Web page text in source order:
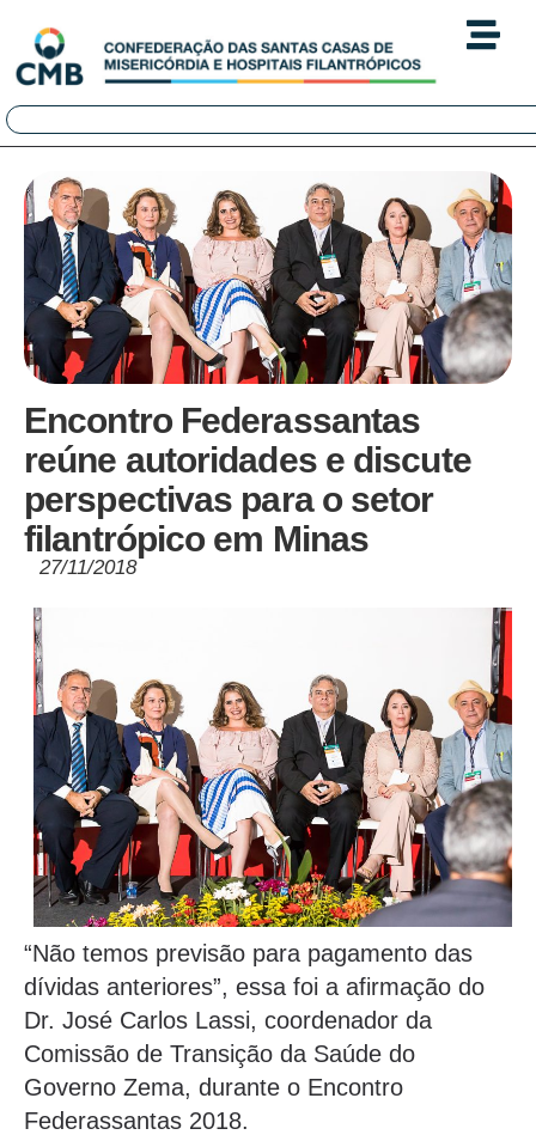
Encontro Federassantas
reúne autoridades e discute
perspectivas para o setor
filantrópico em Minas
27/11/2018
“Não temos previsão para pagamento das
dívidas anteriores”, essa foi a afirmação do
Dr. José Carlos Lassi, coordenador da
Comissão de Transição da Saúde do
Governo Zema, durante o Encontro
Federassantas 2018.